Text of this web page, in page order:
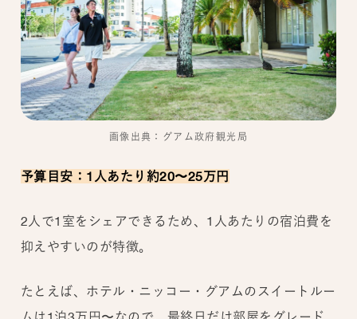
画像出典：グアム政府観光局
予算目安：1人あたり約20〜25万円
2人で1室をシェアできるため、1人あたりの宿泊費を
抑えやすいのが特徴。
たとえば、ホテル・ニッコー・グアムのスイートルー